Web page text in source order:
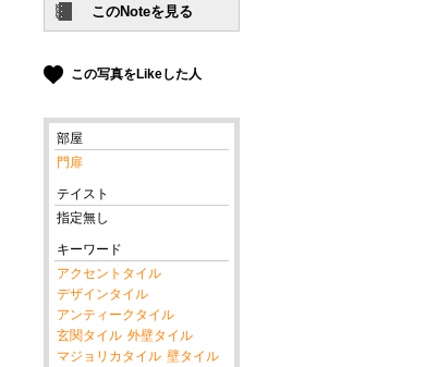
この写真をLikeした人
部屋
門扉
テイスト
指定無し
キーワード
アクセントタイル
デザインタイル
アンティークタイル
玄関タイル 外壁タイル
マジョリカタイル 壁タイル